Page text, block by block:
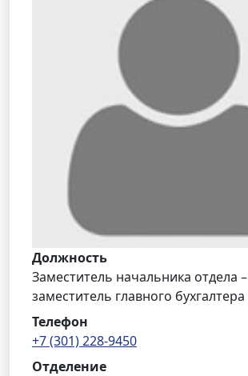
Должность
Заместитель начальника отдела –
заместитель главного бухгалтера
Телефон
+7 (301) 228-9450
Отделение